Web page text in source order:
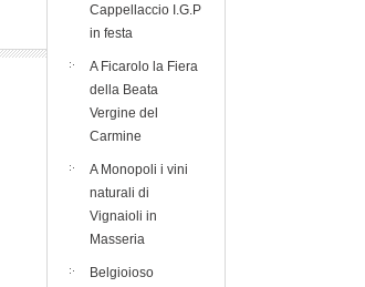
Cappellaccio I.G.P
in festa
A Ficarolo la Fiera
della Beata
Vergine del
Carmine
A Monopoli i vini
naturali di
Vignaioli in
Masseria
Belgioioso